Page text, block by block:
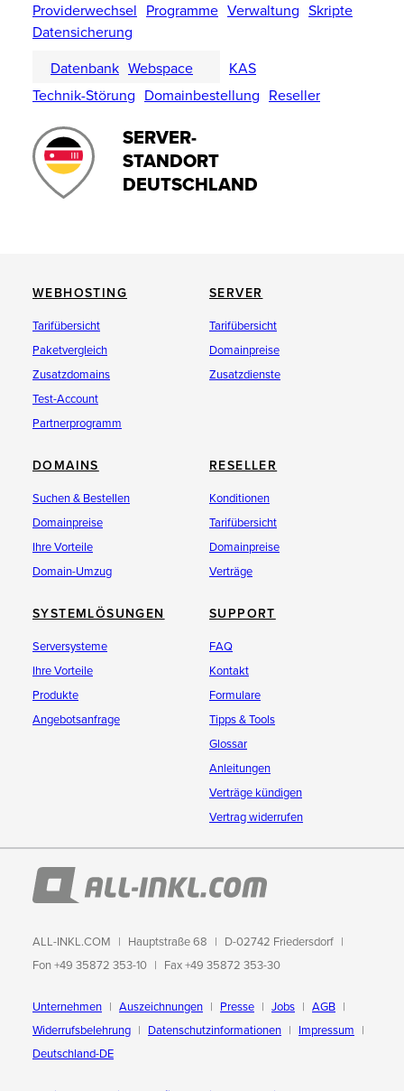
Providerwechsel Programme Verwaltung Skripte
Datensicherung
Datenbank Webspace
KAS
Technik-Störung Domainbestellung Reseller
SERVER-
STANDORT
DEUTSCHLAND
WEBHOSTING
Tarifübersicht
Paketvergleich
Zusatzdomains
Test-Account
Partnerprogramm
SERVER
Tarifübersicht
Domainpreise
Zusatzdienste
DOMAINS
Suchen & Bestellen
Domainpreise
Ihre Vorteile
Domain-Umzug
RESELLER
Konditionen
Tarifübersicht
Domainpreise
Verträge
SYSTEMLÖSUNGEN
Serversysteme
Ihre Vorteile
Produkte
Angebotsanfrage
SUPPORT
FAQ
Kontakt
Formulare
Tipps & Tools
Glossar
Anleitungen
Verträge kündigen
Vertrag widerrufen
ALL-INKL.COM Hauptstraße 68
D-02742 Friedersdorf
Fon +49 35872 353-10
Fax +49 35872 353-30
Unternehmen Auszeichnungen Presse Jobs
AGB
Widerrufsbelehrung
Datenschutzinformationen
Impressum
Deutschland-DE